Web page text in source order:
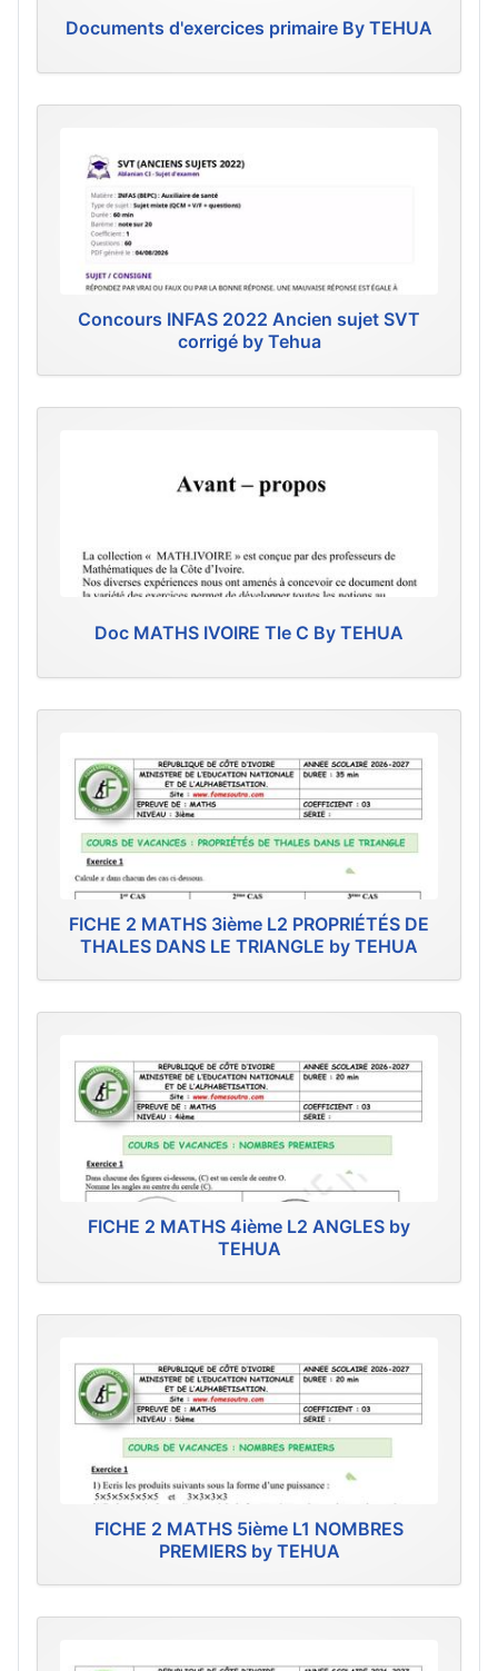
Documents d'exercices primaire By TEHUA
Concours INFAS 2022 Ancien sujet SVT
corrigé by Tehua
Doc MATHS IVOIRE Tle C By TEHUA
FICHE 2 MATHS 3ième L2 PROPRIÉTÉS DE
THALES DANS LE TRIANGLE by TEHUA
FICHE 2 MATHS 4ième L2 ANGLES by
TEHUA
FICHE 2 MATHS 5ième L1 NOMBRES
PREMIERS by TEHUA